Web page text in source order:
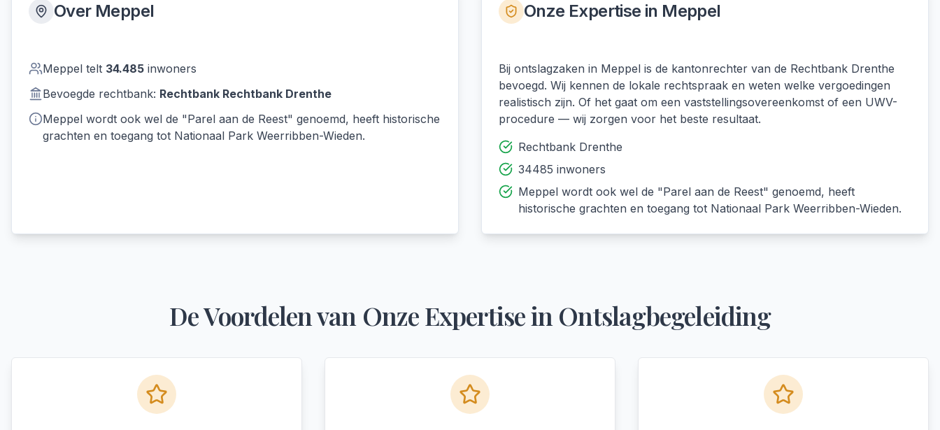
Over Meppel
Meppel telt 34.485 inwoners
Bevoegde rechtbank: Rechtbank Rechtbank Drenthe
Meppel wordt ook wel de "Parel aan de Reest" genoemd, heeft historische
grachten en toegang tot Nationaal Park Weerribben-Wieden.
Onze Expertise in Meppel
Bij ontslagzaken in Meppel is de kantonrechter van de Rechtbank Drenthe
bevoegd. Wij kennen de lokale rechtspraak en weten welke vergoedingen
realistisch zijn. Of het gaat om een vaststellingsovereenkomst of een UWV-
procedure — wij zorgen voor het beste resultaat.
Rechtbank Drenthe
34485 inwoners
Meppel wordt ook wel de "Parel aan de Reest" genoemd, heeft
historische grachten en toegang tot Nationaal Park Weerribben-Wieden.
De Voordelen van Onze Expertise in Ontslagbegeleiding